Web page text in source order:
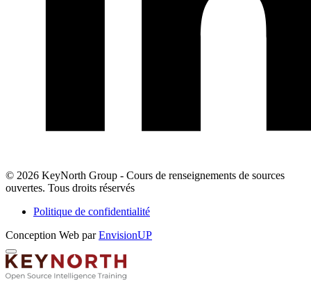
LinkedIn
© 2026 KeyNorth Group - Cours de renseignements de sources
ouvertes. Tous droits réservés
Politique de confidentialité
Conception Web parEnvisionUP
KeyNorth
Group